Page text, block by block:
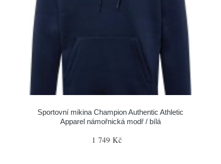
Sportovní mikina Champion Authentic Athletic
Apparel námořnická modř / bílá
1 749 Kč